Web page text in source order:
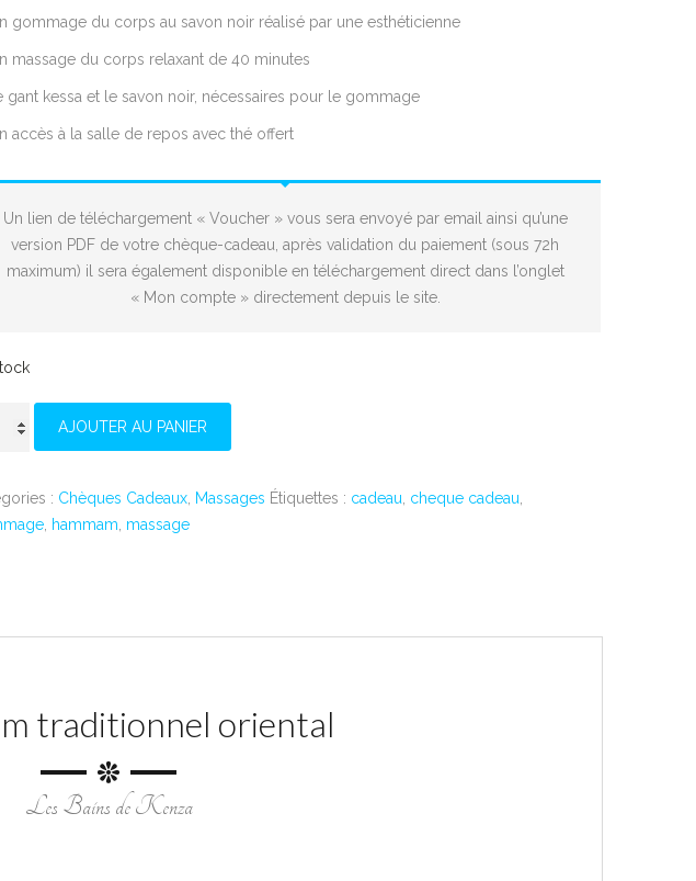
gommage du corps au savon noir réalisé par une esthéticienne
massage du corps relaxant de 40 minutes
gant kessa et le savon noir, nécessaires pour le gommage
accès à la salle de repos avec thé offert
Un lien de téléchargement « Voucher » vous sera envoyé par email ainsi qu’une
version PDF de votre chèque-cadeau, après validation du paiement (sous 72h
maximum) il sera également disponible en téléchargement direct dans l’onglet
« Mon compte » directement depuis le site.
AJOUTER AU PANIER
: Chèques Cadeaux Massages Étiquettes : cadeau cheque cadeau
hammam massage
traditionnel oriental
Les Bains de Kenza